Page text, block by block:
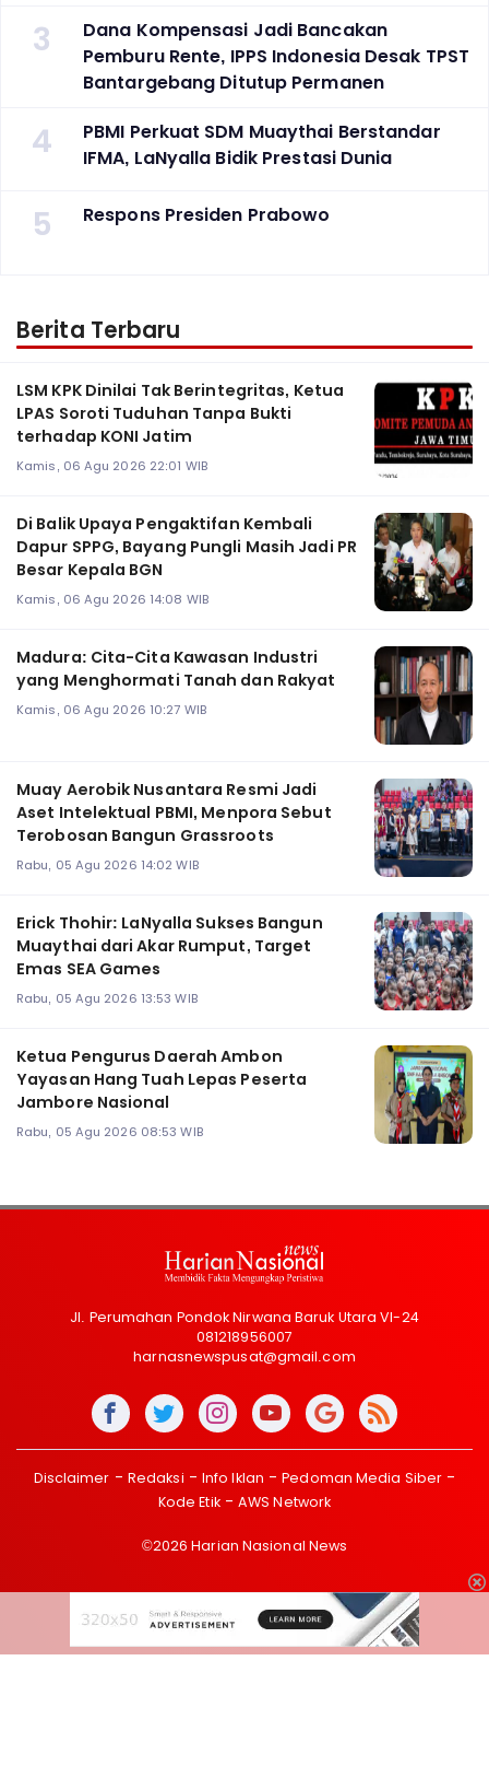
3
Dana Kompensasi Jadi Bancakan
Pemburu Rente, IPPS Indonesia Desak TPST
Bantargebang Ditutup Permanen
4
PBMI Perkuat SDM Muaythai Berstandar
IFMA, LaNyalla Bidik Prestasi Dunia
5 Respons Presiden Prabowo
Berita Terbaru
LSM KPK Dinilai Tak Berintegritas, Ketua
LPAS Soroti Tuduhan Tanpa Bukti
terhadap KONI Jatim
Kamis, 06 Agu 2026 22:01 WIB
Di Balik Upaya Pengaktifan Kembali
Dapur SPPG, Bayang Pungli Masih Jadi PR
Besar Kepala BGN
Kamis, 06 Agu 2026 14:08 WIB
Madura: Cita-Cita Kawasan Industri
yang Menghormati Tanah dan Rakyat
Kamis, 06 Agu 2026 10:27 WIB
Muay Aerobik Nusantara Resmi Jadi
Aset Intelektual PBMI, Menpora Sebut
Terobosan Bangun Grassroots
Rabu, 05 Agu 2026 14:02 WIB
Erick Thohir: LaNyalla Sukses Bangun
Muaythai dari Akar Rumput, Target
Emas SEA Games
Rabu, 05 Agu 2026 13:53 WIB
Ketua Pengurus Daerah Ambon
Yayasan Hang Tuah Lepas Peserta
Jambore Nasional
Rabu, 05 Agu 2026 08:53 WIB
Jl. Perumahan Pondok Nirwana Baruk Utara VI-24
081218956007
harnasnewspusat@gmail.com
Disclaimer Redaksi Info Iklan
Pedoman Media Siber
Kode Etik
AWS Network
©2026 Harian Nasional News